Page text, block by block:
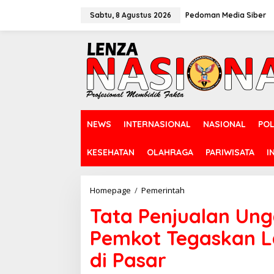
Sabtu, 8 Agustus 2026 Pedoman Media Siber
NEWS INTERNASIONAL NASIONAL
KESEHATAN OLAHRAGA PARIWISATA
Homepage / Pemerintah
t
a
P
e
Tata Penjualan
Pemkot Tegaskan
di Pasar